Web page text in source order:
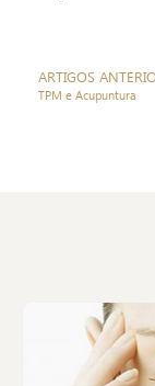
ARTIGOS
TPM e Acupuntura